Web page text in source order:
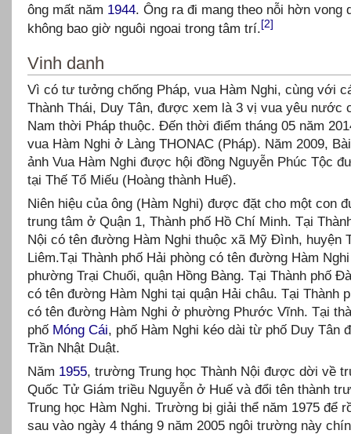
ông mất năm 1944. Ông ra đi mang theo nỗi hờn vong
không bao giờ nguôi ngoai trong tâm trí.[2]
Vinh danh
Vì có tư tưởng chống Pháp, vua Hàm Nghi, cùng với
Thành Thái, Duy Tân, được xem là 3 vị vua yêu nước
Nam thời Pháp thuộc. Đến thời điểm tháng 05 năm
vua Hàm Nghi ở Làng THONAC (Pháp). Năm 2009,
ảnh Vua Hàm Nghi được hội đồng Nguyễn Phúc Tộc
tại Thế Tổ Miếu (Hoàng thành Huế).
Niên hiệu của ông (Hàm Nghi) được đặt cho một con
trung tâm ở Quận 1, Thành phố Hồ Chí Minh. Tại
Nội có tên đường Hàm Nghi thuộc xã Mỹ Đình, huyện
Liêm.Tại Thành phố Hải phòng có tên đường Hàm
phường Trại Chuối, quận Hồng Bàng. Tại Thành phố
có tên đường Hàm Nghi tại quận Hải châu. Tại Thành
có tên đường Hàm Nghi ở phường Phước Vĩnh. Tại
phố Móng Cái, phố Hàm Nghi kéo dài từ phố Duy Tân
Trần Nhật Duật.
Năm 1955, trường Trung học Thành Nội được dời về
Quốc Tử Giám triều Nguyễn ở Huế và đổi tên thành
Trung học Hàm Nghi. Trường bị giải thể năm 1975 để
sau vào ngày 4 tháng 9 năm 2005 ngôi trường này